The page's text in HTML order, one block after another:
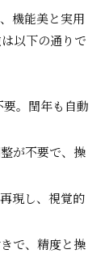
機能美と実用
以下の通りで
要。閏年も自動
が不要で、操
現し、視覚的
で、精度と操